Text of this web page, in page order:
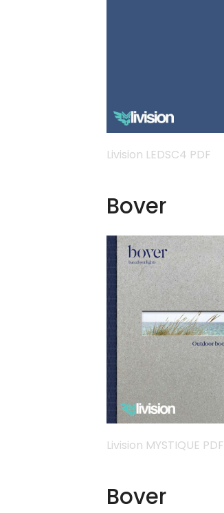
Livision LEDSC4 PDF
Bover
Livision MYSTIQUE PDF
Bover